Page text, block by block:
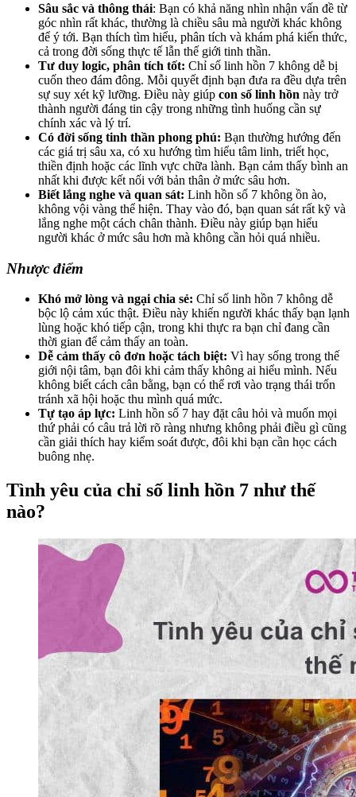
Sâu sắc và thông thái: Bạn có khả năng nhìn nhận vấn đề từ
góc nhìn rất khác, thường là chiều sâu mà người khác không
để ý tới. Bạn thích tìm hiểu, phân tích và khám phá kiến thức,
cả trong đời sống thực tế lẫn thế giới tinh thần.
Tư duy logic, phân tích tốt: Chỉ số linh hồn 7 không dễ bị
cuốn theo đám đông. Mỗi quyết định bạn đưa ra đều dựa trên
sự suy xét kỹ lưỡng. Điều này giúp con số linh hồn này trở
thành người đáng tin cậy trong những tình huống cần sự
chính xác và lý trí.
Có đời sống tinh thần phong phú: Bạn thường hướng đến
các giá trị sâu xa, có xu hướng tìm hiểu tâm linh, triết học,
thiền định hoặc các lĩnh vực chữa lành. Bạn cảm thấy bình an
nhất khi được kết nối với bản thân ở mức sâu hơn.
Biết lắng nghe và quan sát: Linh hồn số 7 không ồn ào,
không vội vàng thể hiện. Thay vào đó, bạn quan sát rất kỹ và
lắng nghe một cách chân thành. Điều này giúp bạn hiểu
người khác ở mức sâu hơn mà không cần hỏi quá nhiều.
Nhược điểm
Khó mở lòng và ngại chia sẻ: Chỉ số linh hồn 7 không dễ
bộc lộ cảm xúc thật. Điều này khiến người khác thấy bạn lạnh
lùng hoặc khó tiếp cận, trong khi thực ra bạn chỉ đang cần
thời gian để cảm thấy an toàn.
Dễ cảm thấy cô đơn hoặc tách biệt: Vì hay sống trong thế
giới nội tâm, bạn đôi khi cảm thấy không ai hiểu mình. Nếu
không biết cách cân bằng, bạn có thể rơi vào trạng thái trốn
tránh xã hội hoặc thu mình quá mức.
Tự tạo áp lực: Linh hồn số 7 hay đặt câu hỏi và muốn mọi
thứ phải có câu trả lời rõ ràng nhưng không phải điều gì cũng
cần giải thích hay kiểm soát được, đôi khi bạn cần học cách
buông nhẹ.
Tình yêu của chỉ số linh hồn 7 như thế
nào?